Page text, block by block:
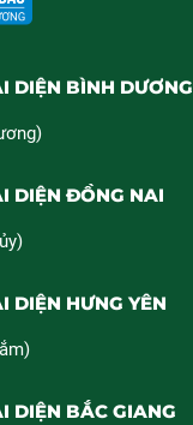
DIỆN BÌNH DƯƠNG
DIỆN ĐỒNG NAI
DIỆN HƯNG YÊN
DIỆN BẮC GIANG